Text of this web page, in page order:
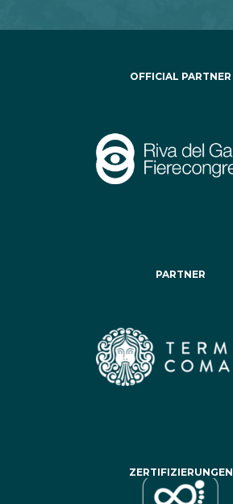
OFFICIAL PARTNER
PARTNER
ZERTIFIZIERUNGEN